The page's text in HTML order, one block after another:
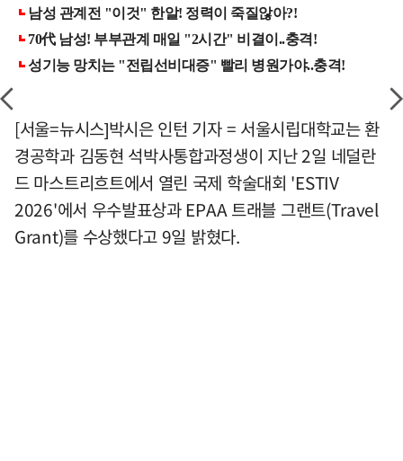
[서울=뉴시스]박시은 인턴 기자 = 서울시립대학교는 환
경공학과 김동현 석박사통합과정생이 지난 2일 네덜란
드 마스트리흐트에서 열린 국제 학술대회 'ESTIV
2026'에서 우수발표상과 EPAA 트래블 그랜트(Travel
Grant)를 수상했다고 9일 밝혔다.